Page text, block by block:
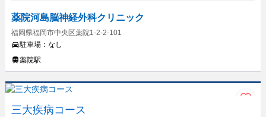
薬院河島脳神経外科クリニック
福岡県福岡市中央区薬院1-2-2-101
駐車場： なし
薬院駅
三大疾病コース